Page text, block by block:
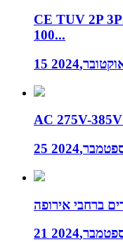
CE TUV 2P
100...
AC 275V-
ברחבי אירופה